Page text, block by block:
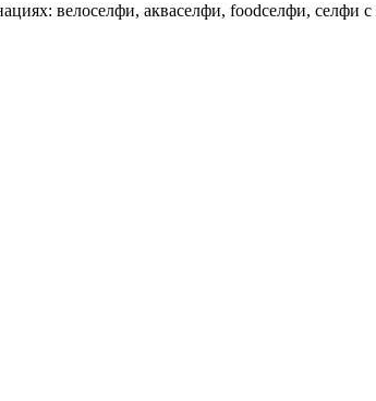
велоселфи, акваселфи, foodселфи, селфи